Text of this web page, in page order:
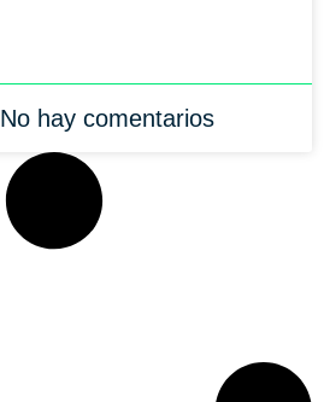
No hay comentarios